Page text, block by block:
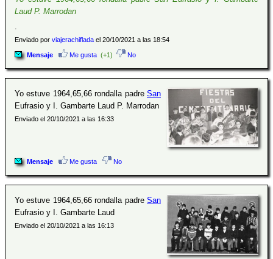
Laud P. Marrodan
Enviado por viajerachiflada el 20/10/2021 a las 18:54
Mensaje Me gusta (+1) No
Yo estuve 1964,65,66 rondalla padre San
Eufrasio y I. Gambarte Laud P. Marrodan
Enviado el 20/10/2021 a las 16:33
Mensaje Me gusta No
Yo estuve 1964,65,66 rondalla padre San
Eufrasio y I. Gambarte Laud
Enviado el 20/10/2021 a las 16:13